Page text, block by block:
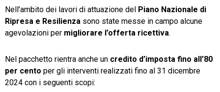
Nell’ambito dei lavori di attuazione del Piano Nazionale di
Ripresa e Resilienza sono state messe in campo alcune
agevolazioni per migliorare l’offerta ricettiva.
Nel pacchetto rientra anche un credito d’imposta fino all’80
per cento per gli interventi realizzati fino al 31 dicembre
2024 con i seguenti scopi: